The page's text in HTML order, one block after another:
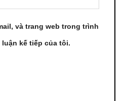
và trang web trong trình
kế tiếp của tôi.